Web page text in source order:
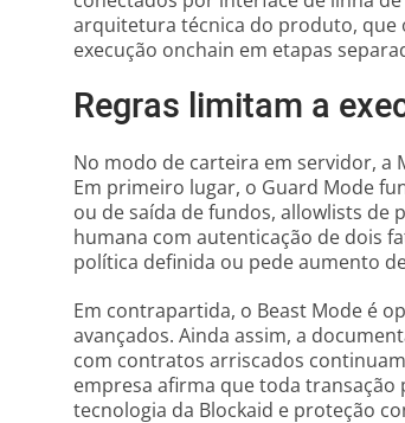
arquitetura técnica do produto, que
execução onchain em etapas
Regras limitam a
No modo de carteira em servidor, a
Em primeiro lugar, o Guard Mode
ou de saída de fundos, allowlists de
humana com autenticação de dois
política definida ou pede aumento
Em contrapartida, o Beast Mode é
avançados. Ainda assim, a
com contratos arriscados
empresa afirma que toda transação
tecnologia da Blockaid e proteção